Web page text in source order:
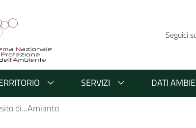
Seguici
SERVIZI
DATI
di...Amianto